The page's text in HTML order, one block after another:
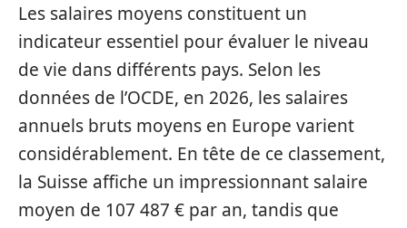
Les salaires moyens constituent un
indicateur essentiel pour évaluer le niveau
de vie dans différents pays. Selon les
données de l’OCDE, en 2026, les salaires
annuels bruts moyens en Europe varient
considérablement. En tête de ce classement,
la Suisse affiche un impressionnant salaire
moyen de 107 487 € par an, tandis que